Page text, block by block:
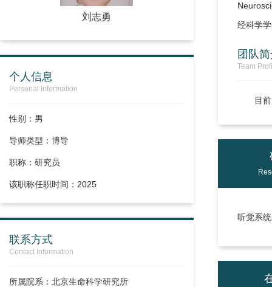
刘志勇
个人信息
Personal Information
性别：男
导师类型：博导
职称：研究员
该职称任职时间：2025
联系方式
Contact Information
所属院系：北京生命科学研究所
经科学
团队
Team
目
听觉系